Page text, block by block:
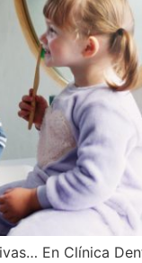
En Clínica